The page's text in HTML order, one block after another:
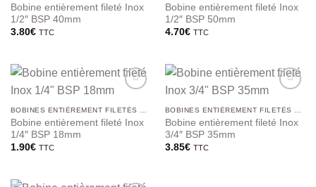
Bobine entièrement fileté Inox
1/2″ BSP 40mm
3.80€ TTC
Bobine entièrement fileté Inox
1/2″ BSP 50mm
4.70€ TTC
BOBINES ENTIÈREMENT FILETÉS BSP
Bobine entièrement fileté Inox
1/4″ BSP 18mm
1.90€ TTC
BOBINES ENTIÈREMENT FILETÉS BSP
Bobine entièrement fileté Inox
3/4″ BSP 35mm
3.85€ TTC